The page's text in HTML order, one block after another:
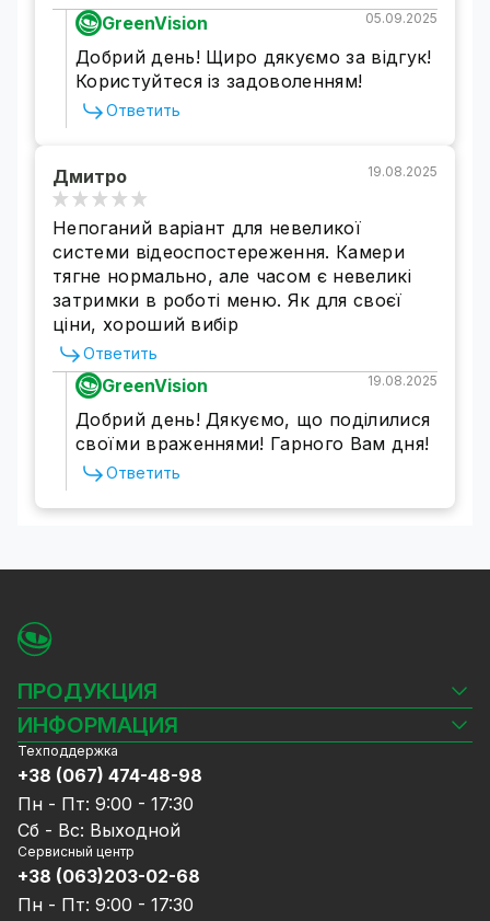
GreenVision 05.09.2025
Добрий день! Щиро дякуємо за відгук!
Користуйтеся із задоволенням!
Ответить
Дмитро 19.08.2025
Непоганий варіант для невеликої
системи відеоспостереження. Камери
тягне нормально, але часом є невеликі
затримки в роботі меню. Як для своєї
ціни, хороший вибір
Ответить
GreenVision 19.08.2025
Добрий день! Дякуємо, що поділилися
своїми враженнями! Гарного Вам дня!
Ответить
ПРОДУКЦИЯ
Камеры видеонаблюдения
Видеорегистраторы
Комплекты видеонаблюдения
СКУД
Источники питания
Сетевое оборудование
Ноутбуки и компьютеры
Аксессуары
ИНФОРМАЦИЯ
Блог
Доставка и оплата
Гарантия и Сервисное обслуживание
Политика конфиденциальности
Договор публичной оферты
Сотрудничество
Услуги
Техподдержка
+38 (067) 474-48-98
Пн - Пт: 9:00 - 17:30
Сб - Вс: Выходной
Сервисный центр
+38 (063)203-02-68
Пн - Пт: 9:00 - 17:30